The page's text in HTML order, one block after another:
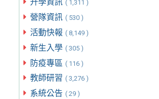
升學資訊 ( 1,311 )
營隊資訊 ( 530 )
活動快報 ( 8,149 )
新生入學 ( 305 )
防疫專區 ( 116 )
教師研習 ( 3,276 )
系統公告 ( 29 )